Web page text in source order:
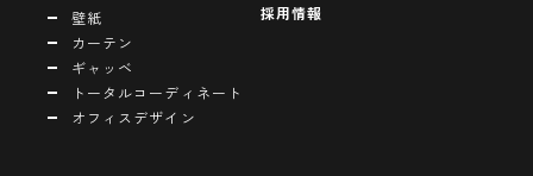
壁紙
カーテン
ギャッベ
トータルコーディネート
オフィスデザイン
採用情報